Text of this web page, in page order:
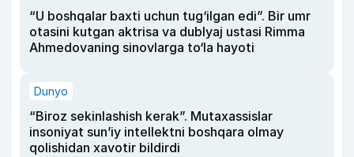
“U boshqalar baxti uchun tug‘ilgan edi”. Bir umr
otasini kutgan aktrisa va dublyaj ustasi Rimma
Ahmedovaning sinovlarga to‘la hayoti
Dunyo
“Biroz sekinlashish kerak”. Mutaxassislar
insoniyat sun’iy intellektni boshqara olmay
qolishidan xavotir bildirdi